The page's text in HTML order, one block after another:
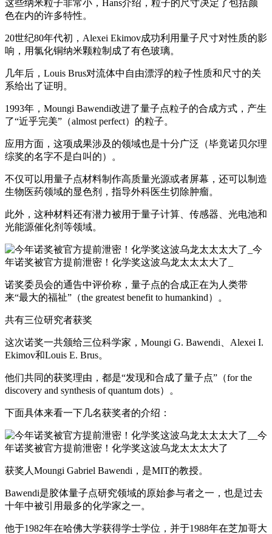
这些纳米粒子非常小，Hans介绍，粒子的尺寸决定了包括颜
色在内的许多特性。
20世纪80年代初，Alexei Ekimov成功利用量子尺寸对性质的影
响，用氯化铜纳米颗粒制成了有色玻璃。
几年后，Louis Brus对流体中自由漂浮的粒子性质和尺寸的关
系给出了证明。
1993年，Moungi Bawendi改进了量子点粒子的合成方式，产生
了“近乎完美”（almost perfect）的粒子。
应用方面，这项成果涉及的领域也是十分广泛（毕竟诺贝尔理
综奖的名字不是白叫的）。
不仅可以用量子点材料制作高质量光源或者屏幕，还可以制造
生物医药领域的显色剂，指导外科医生切除肿瘤。
此外，这种材料还有潜力被用于量子计算、传感器、光电池和
光能源催化剂等领域。
诺奖委员会的通告中评价称，量子点的合成正在为人类带
来“最大的福祉”（the greatest benefit to humankind）。
共有三位研究者获奖
这次诺奖一共颁给三位科学家，Moungi G. Bawendi、Alexei I.
Ekimov和Louis E. Brus。
他们共同的获奖理由，都是“发现和合成了量子点”（for the
discovery and synthesis of quantum dots）。
下面具体来看一下几名获奖者的介绍：
获奖人Moungi Gabriel Bawendi，是MIT的教授。
Bawendi是胶体量子点研究领域的原始参与者之一，也是过去
十年中被引用最多的化学家之一。
他于1982年在哈佛大学获得学士学位，并于1988年在芝加哥大